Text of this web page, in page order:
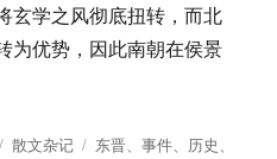
玄学之风彻底扭转，而北
为优势，因此南朝在侯景
分
散文杂记
标
东晋 、事件 历史